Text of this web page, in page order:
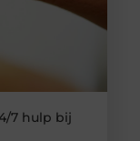
7 hulp bij